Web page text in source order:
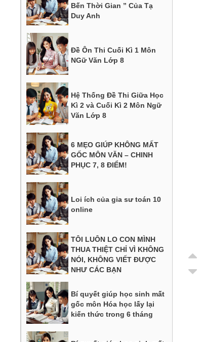
Bến Thời Gian ” Của Tạ
Duy Anh
Đề Ôn Thi Cuối Kì 1 Môn
NGữ Văn Lớp 8
Hệ Thống Đề Thi Giữa Học
Kì 2 và Cuối Kì 2 Môn Ngữ
Văn Lớp 8
6 MẸO GIÚP KHÔNG MẤT
GỐC MÔN VĂN – CHINH
PHỤC 7, 8 ĐIỂM!
Loi ích của gia sư toán 10
online
TÔI LUÔN LO CON MÌNH
THUA THIỆT CHỈ VÌ KHÔNG
NÓI, KHÔNG VIẾT ĐƯỢC
NHƯ CÁC BẠN
Bí quyết giúp học sinh mất
gốc môn Hóa học lấy lại
kiến thức trong 6 tháng